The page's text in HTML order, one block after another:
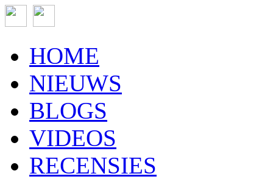
HOME
NIEUWS
BLOGS
VIDEOS
RECENSIES